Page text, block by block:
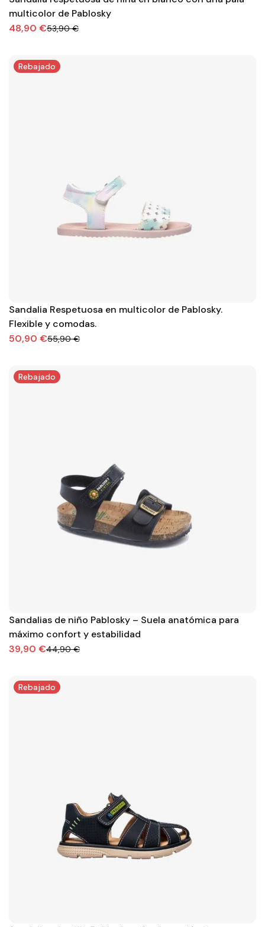
multicolor de Pablosky
48,90 €53,90 €
Rebajado
Sandalia Respetuosa en multicolor de Pablosky.
Flexible y comodas.
50,90 €55,90 €
Rebajado
Sandalias de niño Pablosky – Suela anatómica para
máximo confort y estabilidad
39,90 €44,90 €
Rebajado